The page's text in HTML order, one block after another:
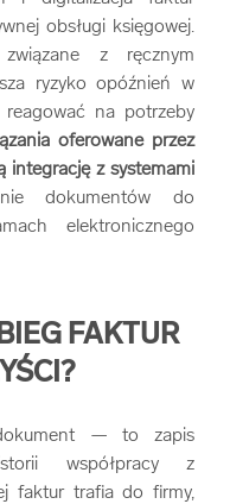
obsługi księgowej.
z ręcznym
ryzyko opóźnień w
reagować na potrzeby
oferowane przez
integrację z systemami
dokumentów do
elektronicznego
FAKTUR
— to zapis
współpracy z
faktur trafia do firmy,